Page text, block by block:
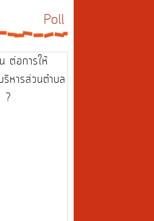
Poll
ต่อการให้
หารส่วนตำบล
?